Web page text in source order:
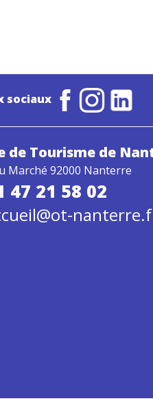
sociaux
de Tourisme de
Marché 92000 Nanterre
47 21 58 02